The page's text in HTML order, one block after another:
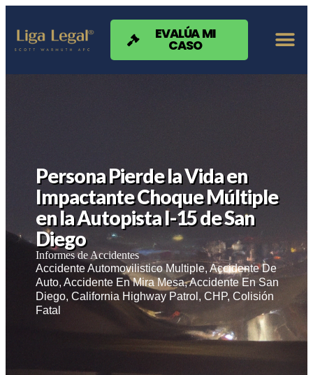
Nota:
sitio
web
EVALÚA MI
CASO
Persona Pierde la Vida en
Impactante Choque Múltiple
en la Autopista I-15 de San
Diego
Informes de Accidentes
Accidente Automovilistico Multiple,Accidente De
Auto,Accidente En Mira Mesa,Accidente En San
Diego,California Highway Patrol ,CHP,Colisión
Fatal